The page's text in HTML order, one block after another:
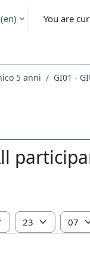
You are
5 anni
GI01 -
Hour Minute